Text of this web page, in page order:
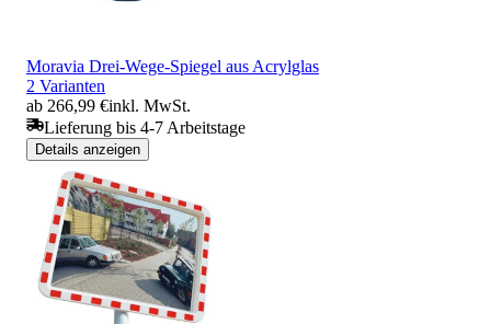
Moravia Drei-Wege-Spiegel aus Acrylglas
2 Varianten
ab 266,99 €inkl. MwSt.
Lieferung bis 4-7 Arbeitstage
Details anzeigen